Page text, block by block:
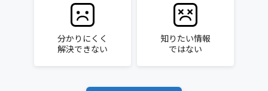
分かりにくく
解決できない
知りたい情報
ではない